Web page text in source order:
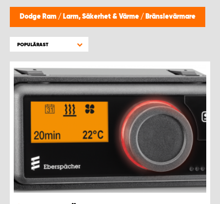
Dodge Ram / Larm, Säkerhet & Värme / Bränslevärmare
POPULÄRAST
WORK SYSTEM KARLSTAD
WORK SYSTEM KIRUNA
WORK SYSTEM KRISTIANSTAD
WORK SYSTEM LINKÖPING
WORK SYSTEM LULEÅ